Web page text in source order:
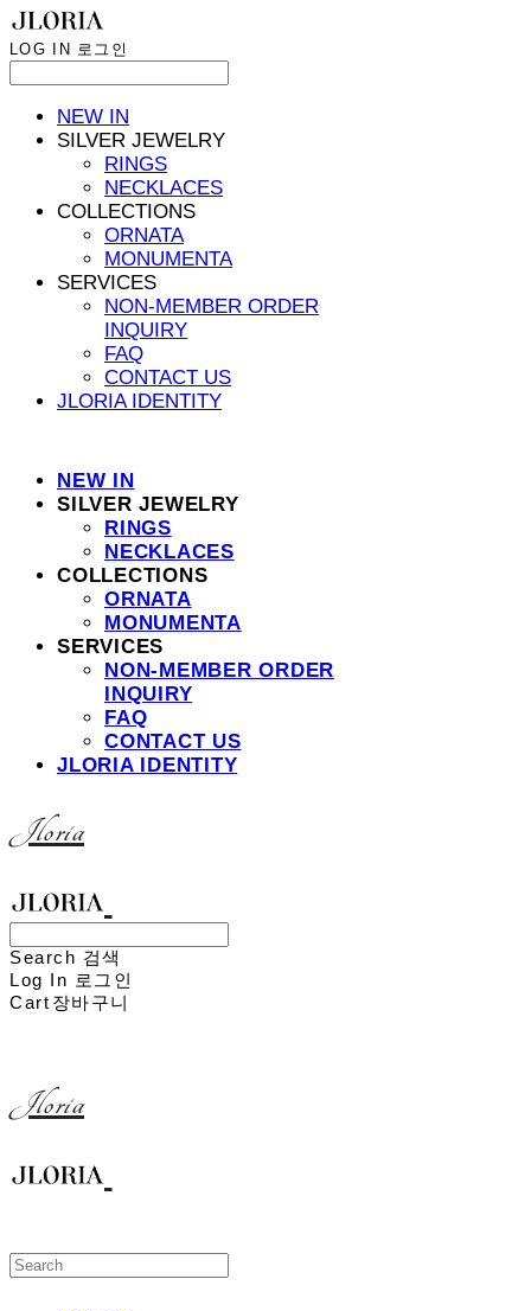
LOG IN 로그인
NEW IN
SILVER JEWELRY
RINGS
NECKLACES
COLLECTIONS
ORNATA
MONUMENTA
SERVICES
NON-MEMBER ORDER
INQUIRY
FAQ
CONTACT US
JLORIA IDENTITY
NEW IN
SILVER JEWELRY
RINGS
NECKLACES
COLLECTIONS
ORNATA
MONUMENTA
SERVICES
NON-MEMBER ORDER
INQUIRY
FAQ
CONTACT US
JLORIA IDENTITY
Jloria
Search 검색
Log In 로그인
Cart 장바구니
Jloria